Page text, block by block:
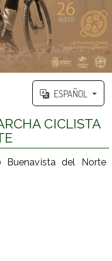
ESPAÑOL
CICLISTA
Buenavista del Norte